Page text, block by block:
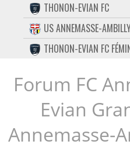
CONTACT
FACEBOOK
TWITTER
INSTAGRAM
THONON-EVIAN FC
US ANNEMASSE-
THONON-EVIAN FC
Forum FC
Evian
Annemasse-